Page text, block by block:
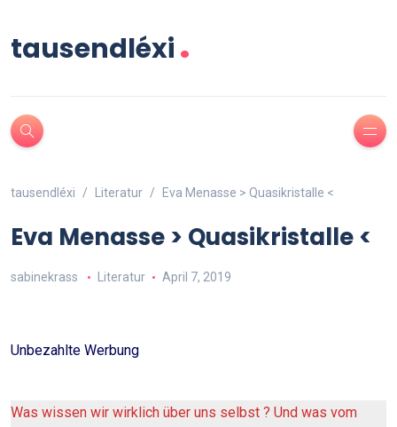
tausendléxi.
tausendléxi Literatur Eva Menasse > Quasikristalle <
Eva Menasse > Quasikristalle <
sabinekrass Literatur April 7, 2019
Unbezahlte Werbung
Was wissen wir wirklich über uns selbst ? Und was vom